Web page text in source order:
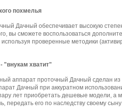
похмелья
Дачный обеспечивает высокую
вы сможете воспользоваться
используя проверенные методики
"внукам хватит"
аппарат проточный Дачный сделан
Дачный при аккуратном
лет приобретать дешевые модели, а
передать его по наследству своему